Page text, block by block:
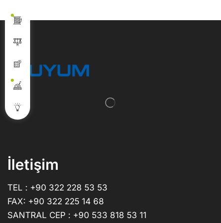
İletişim
TEL : +90 322 228 53 53
FAX: +90 322 225 14 68
SANTRAL CEP : +90 533 818 53 11